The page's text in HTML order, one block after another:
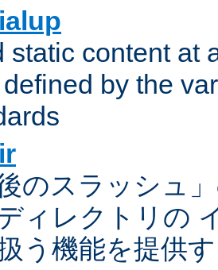
static content at
by the
後のスラッシュ
ィレクトリの
う機能を提供